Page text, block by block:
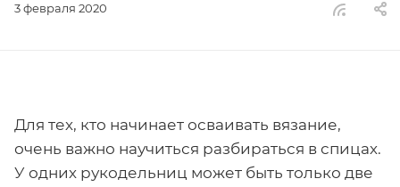
3 февраля 2020
Для тех, кто начинает осваивать вязание,
очень важно научиться разбираться в спицах.
У одних рукодельниц может быть только две